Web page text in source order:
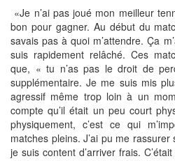
«Je n’ai pas joué mon meilleur
bon pour gagner. Au début du
savais pas à quoi m’attendre. Ça
suis rapidement relâché. Ces
que, « tu n’as pas le droit de
supplémentaire. Je me suis mis
agressif même trop loin à un
compte qu’il était un peu court
physiquement, c’est ce qui
matches pleins. J’ai pu me
je suis content d’arriver frais.